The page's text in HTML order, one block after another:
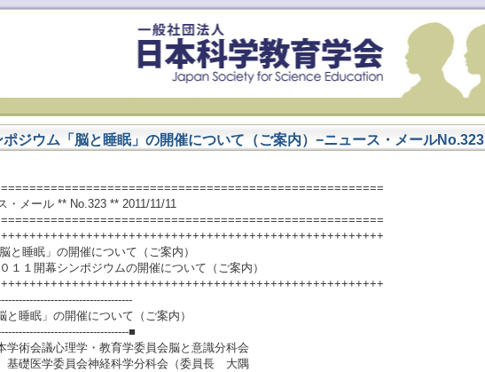
ポジウム「脳と睡眠」の開催について（ご案内）−ニュース・メールNo.323
・メール ** No.323 ** 2011/11/11
と睡眠」の開催について（ご案内）
１１開幕シンポジウムの開催について（ご案内）
睡眠」の開催について（ご案内）
■
術会議心理学・教育学委員会脳と意識分科会
基礎医学委員会神経科学分科会（委員長 大隅